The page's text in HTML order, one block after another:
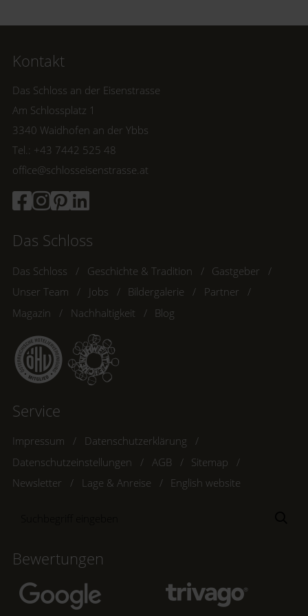
Kontakt
Das Schloss an der Eisenstrasse
Am Schlossplatz 1
3340 Waidhofen an der Ybbs
Tel.: +43 7442 525 48
office@schlosseisenstrasse.at
Das Schloss
Das Schloss Geschichte & Tradition
Gastgeber
Unser Team
Jobs Bildergalerie
Partner
Magazin
Nachhaltigkeit Blog
Service
Impressum
Datenschutzerklärung
Datenschutzeinstellungen
AGB
Sitemap
Newsletter
Lage & Anreise English website
Bewertungen